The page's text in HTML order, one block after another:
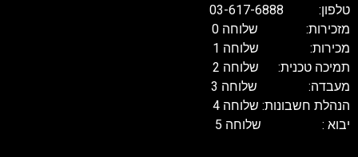
טלפון: 03-617-6888
מזכירות: שלוחה 0
מכירות: שלוחה 1
תמיכה טכנית: שלוחה 2
מעבדה: שלוחה 3
הנהלת חשבונות: שלוחה 4
יבוא : שלוחה 5